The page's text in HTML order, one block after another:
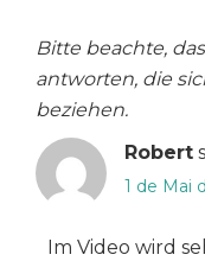
Bitte beachte,
antworten, die
beziehen.
Robert
1 de Mai
Im Video wird